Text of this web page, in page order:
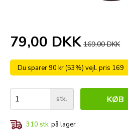
79,00 DKK 169,00 DKK
Du sparer 90 kr (53%) vejl. pris 169
stk. KØB
310 stk. på lager